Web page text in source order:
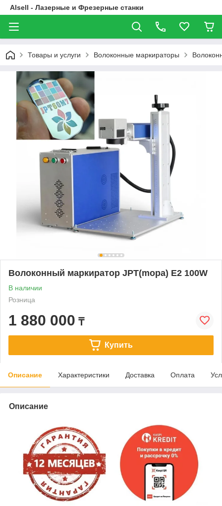
Alsell - Лазерные и Фрезерные станки
Товары и услуги Волоконные маркираторы
Волоконный маркиратор JPT(mopa) E2 100W
В наличии
Розница
1 880 000 ₸
Купить
Описание Характеристики Доставка Оплата
Описание